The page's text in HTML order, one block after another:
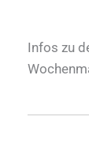
Infos zu